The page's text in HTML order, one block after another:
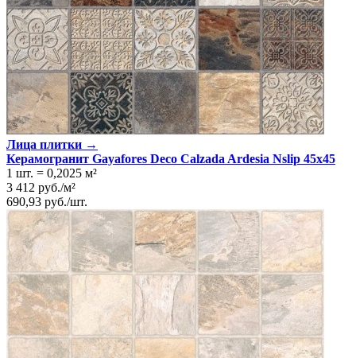
Лица плитки →
Керамогранит Gayafores Deco Calzada Ardesia Nslip 45x45
1 шт. = 0,2025 м²
3 412 руб./м²
690,93 руб./шт.